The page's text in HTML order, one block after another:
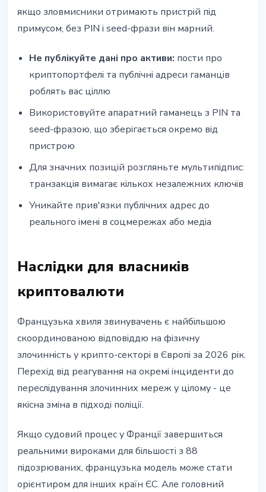
якщо зловмисники отримають пристрій під
примусом, без PIN і seed-фрази він марний.
Не публікуйте дані про активи: пости про
криптопортфелі та публічні адреси гаманців
роблять вас ціллю
Використовуйте апаратний гаманець з PIN та
seed-фразою, що зберігається окремо від
пристрою
Для значних позицій розгляньте мультипідпис:
транзакція вимагає кількох незалежних ключів
Уникайте прив'язки публічних адрес до
реального імені в соцмережах або медіа
Наслідки для власників
криптовалюти
Французька хвиля звинувачень є найбільшою
скоординованою відповіддю на фізичну
злочинність у крипто-секторі в Європі за 2026 рік.
Перехід від реагування на окремі інциденти до
переслідування злочинних мереж у цілому - це
якісна зміна в підході поліції.
Якщо судовий процес у Франції завершиться
реальними вироками для більшості з 88
підозрюваних, французька модель може стати
орієнтиром для інших країн ЄС. Але головний